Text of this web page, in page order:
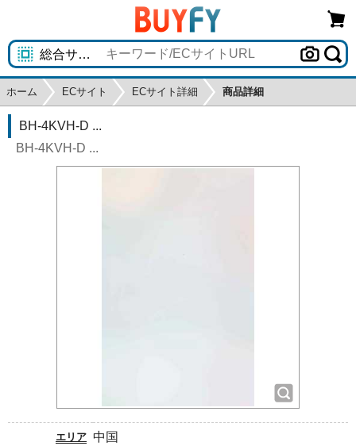
ホーム ECサイト ECサイト詳細 商品詳細
BH-4KVH-D ...
BH-4KVH-D ...
エリア 中国